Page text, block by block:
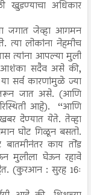
खुडण्याचा अधिकार
जगात जेव्हा आगमन
लोकांना नेहमीच
त्यांना आपल्या मुली
आशंका सदैव असे की,
सर्व कारणांमुळे ज्या
जात असे. (आणि
आहे). ‘‘आणि
देण्यात येते. तेव्हा
घोट गिळून बसतो.
काय तोंड
मुलीला घेऊन रहावे
(कुरआन : सुरह 16ः